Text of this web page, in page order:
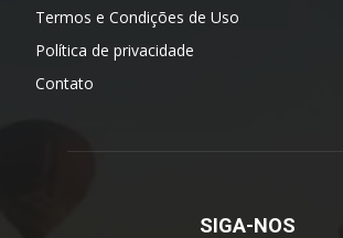
Termos e Condições de Uso
Política de privacidade
Contato
SIGA-NOS